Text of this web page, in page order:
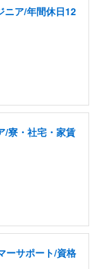
ニア/年間休日12
/寮・社宅・家賃
ーサポート/資格